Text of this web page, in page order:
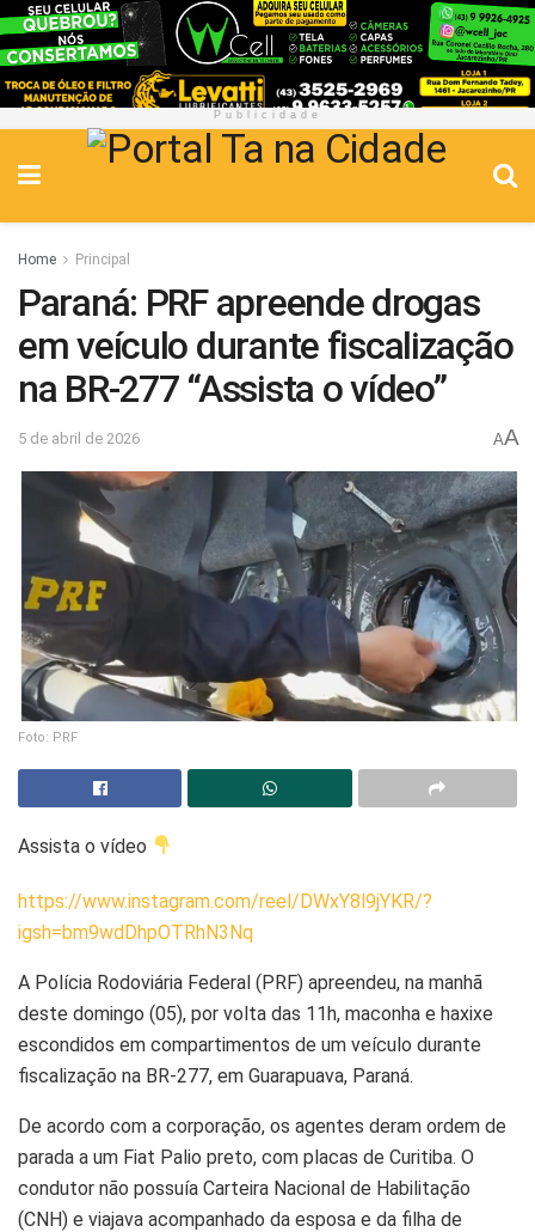
Publicidade
Home Principal
Paraná: PRF apreende drogas
em veículo durante fiscalização
na BR-277 “Assista o vídeo”
5 de abril de 2026 AA
Foto: PRF
Assista o vídeo
https://www.instagram.com/reel/DWxY8l9jYKR/?
igsh=bm9wdDhpOTRhN3Nq
A Polícia Rodoviária Federal (PRF) apreendeu, na manhã
deste domingo (05), por volta das 11h, maconha e haxixe
escondidos em compartimentos de um veículo durante
fiscalização na BR-277, em Guarapuava, Paraná.
De acordo com a corporação, os agentes deram ordem de
parada a um Fiat Palio preto, com placas de Curitiba. O
condutor não possuía Carteira Nacional de Habilitação
(CNH) e viajava acompanhado da esposa e da filha de